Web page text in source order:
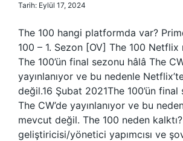
Tarih: Eylül 17, 2024
The 100 hangi platformda var?
100 – 1. Sezon [OV] The 100 Netflix
The 100’ün final sezonu hâlâ The
yayınlanıyor ve bu nedenle
değil.16 Şubat 2021The 100’ün final
The CW’de yayınlanıyor ve bu
mevcut değil. The 100 neden kalktı?
geliştiricisi/yönetici yapımcısı ve